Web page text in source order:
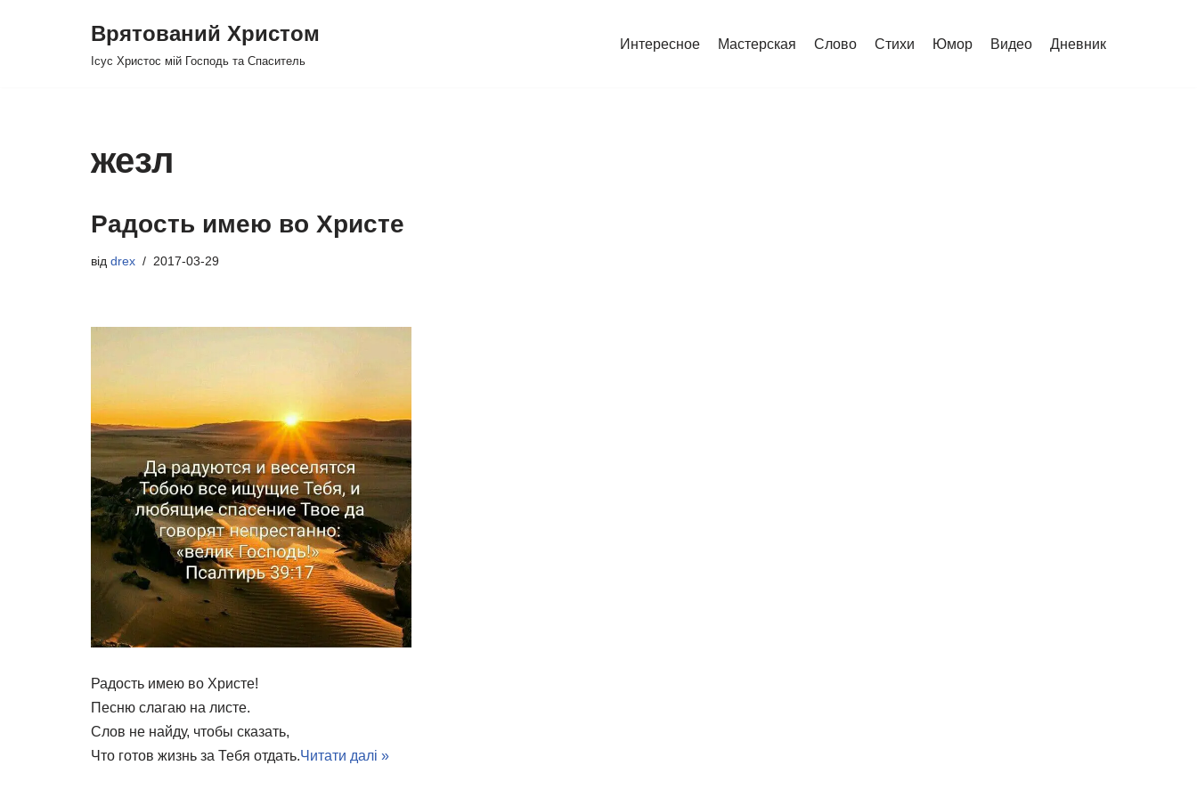
Врятований Христом
Ісус Христос мій Господь та Спаситель
Интересное Мастерская Слово Стихи Юмор Видео Дневник
жезл
Радость имею во Христе
від drex 2017-03-29
Радость имею во Христе!
Песню слагаю на листе.
Слов не найду, чтобы сказать,
Что готов жизнь за Тебя отдать.Читати далі »